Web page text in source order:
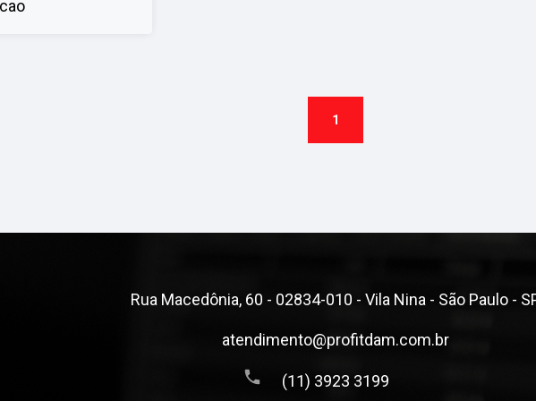
1
Rua Macedônia, 60 - 02834-010 - Vila Nina - São Paulo -
atendimento@profitdam.com.br
(11) 3923 3199